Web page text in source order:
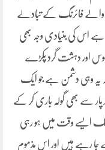
والے فائرنگ کے تبادلے
ہے اس کی بنیادی وجہ بھی
اور دہشت گرد پکڑے
یہ وہی دشمن ہے جو ایک
سے بھی گولہ باری کر کے
ایسے وقت میں ہو رہی
رہے ہیں اور اس مذموم